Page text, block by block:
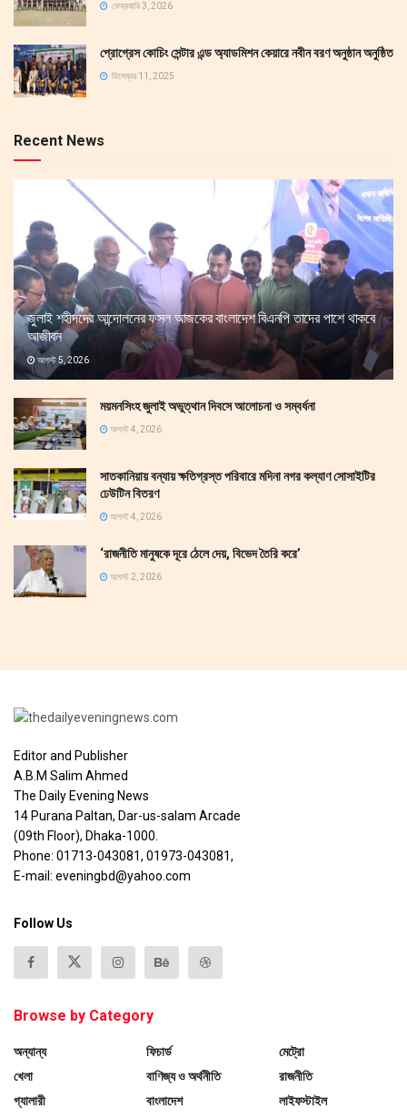
ফেব্রুয়ারি 3, 2026
প্রোগ্রেস কোচিং সেন্টার এন্ড অ্যাডমিশন কেয়ারে নবীন বরণ অনুষ্ঠান অনুষ্ঠিত
ডিসেম্বর 11, 2025
Recent News
জুলাই শহীদদের আন্দোলনের ফসল আজকের বাংলাদেশ বিএনপি তাদের পাশে থাকবে
আজীবন
আগস্ট 5, 2026
ময়মনসিংহ জুলাই অভুত্থান দিবসে আলোচনা ও সম্বর্ধনা
আগস্ট 4, 2026
সাতকানিয়ায় বন্যায় ক্ষতিগ্রস্ত পরিবারে মদিনা নগর কল্যাণ সোসাইটির
ঢেউটিন বিতরণ
আগস্ট 4, 2026
‘রাজনীতি মানুষকে দূরে ঠেলে দেয়, বিভেদ তৈরি করে’
আগস্ট 2, 2026
Editor and Publisher
A.B.M Salim Ahmed
The Daily Evening News
14 Purana Paltan, Dar-us-salam Arcade
(09th Floor), Dhaka-1000.
Phone: 01713-043081, 01973-043081,
E-mail: eveningbd@yahoo.com
Follow Us
Browse by Category
অন্যান্য
খেলা
গ্যালারী
ফিচার্ড
বাণিজ্য ও অর্থনীতি
বাংলাদেশ
মেট্রো
রাজনীতি
লাইফস্টাইল